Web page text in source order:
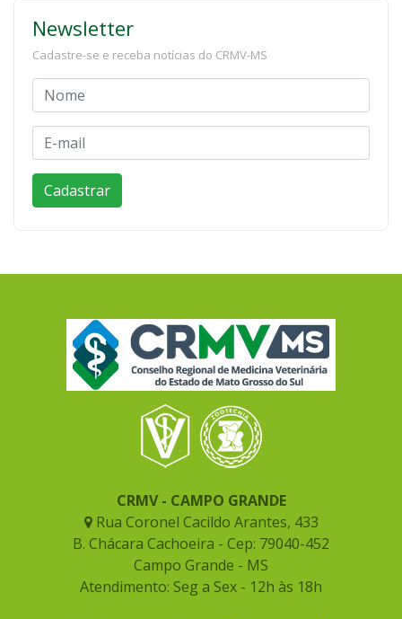
Newsletter
Cadastre-se e receba notícias do CRMV-MS
CRMV - CAMPO GRANDE
Rua Coronel Cacildo Arantes, 433
B. Chácara Cachoeira - Cep: 79040-452
Campo Grande - MS
Atendimento: Seg a Sex - 12h às 18h